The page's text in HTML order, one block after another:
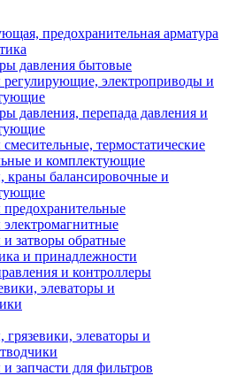
предохранительная арматура
давления бытовые
электроприводы и
давления, перепада давления и
термостатические
и комплектующие
краны балансировочные и
затворы обратные
и принадлежности
и контроллеры
элеваторы и
элеваторы и
запчасти для фильтров